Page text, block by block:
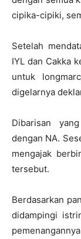
cipika-cipiki,
Setelah
IYL dan Cakka
untuk
digelarnya
Dibarisan
dengan NA.
mengajak
tersebut.
Berdasarkan
didampingi